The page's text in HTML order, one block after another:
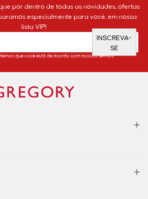
por dentro de todas as novidades, ofertas
especialmente para você, em nossa
lista VIP!
INSCREVA-
SE
que você está de acordo com nossos termos.